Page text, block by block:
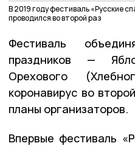
В 2019 году фестиваль «Русские
проводился во второй раз
Фестиваль
праздников —
Орехового
коронавирус во
планы организаторов.
Впервые фестиваль